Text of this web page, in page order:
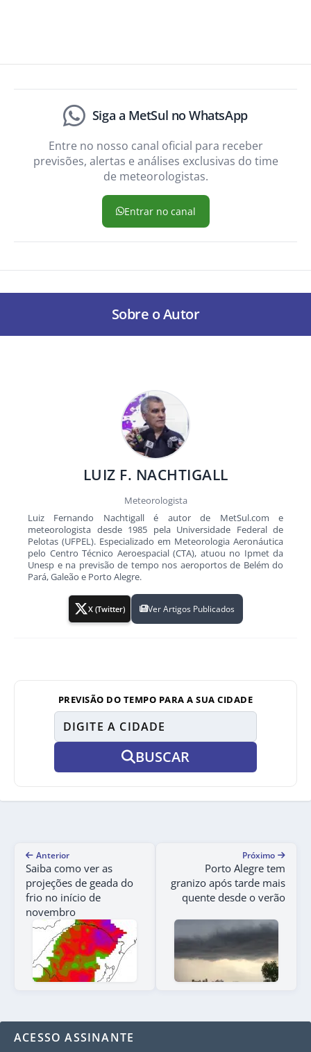
Siga a MetSul no WhatsApp
Entre no nosso canal oficial para receber
previsões, alertas e análises exclusivas do time
de meteorologistas.
Entrar no canal
Sobre o Autor
LUIZ F. NACHTIGALL
Meteorologista
Luiz Fernando Nachtigall é autor de MetSul.com e
meteorologista desde 1985 pela Universidade Federal de
Pelotas (UFPEL). Especializado em Meteorologia Aeronáutica
pelo Centro Técnico Aeroespacial (CTA), atuou no Ipmet da
Unesp e na previsão de tempo nos aeroportos de Belém do
Pará, Galeão e Porto Alegre.
X (Twitter) Ver Artigos Publicados
PREVISÃO DO TEMPO PARA A SUA CIDADE
BUSCAR
Anterior
Saiba como ver as
projeções de geada do
frio no início de
novembro
Próximo
Porto Alegre tem
granizo após tarde mais
quente desde o verão
ACESSO ASSINANTE